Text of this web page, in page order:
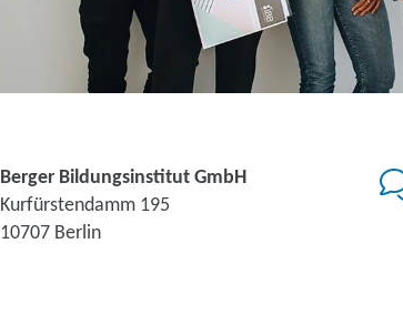
Berger Bildungsinstitut GmbH
Kurfürstendamm 195
10707 Berlin